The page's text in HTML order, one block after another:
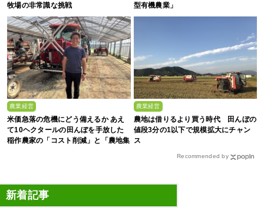
牧場の非常識な挑戦
型有機農業」
農業経営
米価急落の危機にどう備えるか あえ
て10ヘクタールの田んぼを手放した
稲作農家の「コスト削減」と「農地集
農業経営
農地は借りるより買う時代 田んぼの
値段3分の1以下で規模拡大にチャン
ス
Recommended by
新着記事